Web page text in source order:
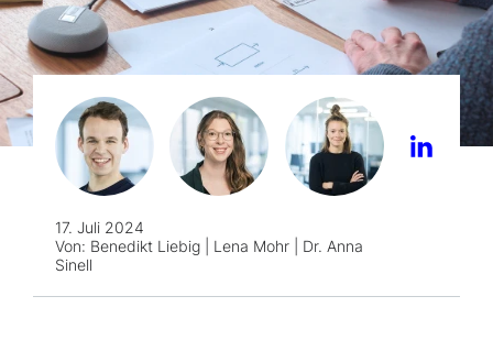
17. Juli 2024
Von: Benedikt Liebig | Lena Mohr | Dr. Anna
Sinell